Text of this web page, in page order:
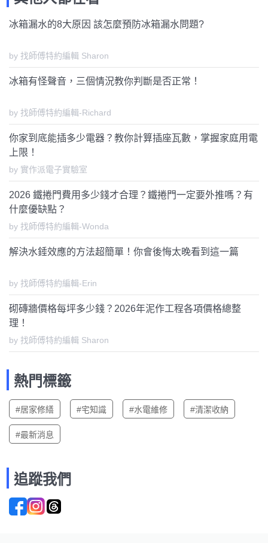
冰箱漏水的8大原因 該怎麼預防冰箱漏水問題?
by 找師傅特約編輯 Sharon
冰箱有怪聲音，三個情況教你判斷是否正常！
by 找師傅特約編輯-Richard
你家到底能插多少電器？教你計算插座瓦數，掌握家庭用電
上限！
by 實作派電子實驗室
2026 鐵捲門費用多少錢才合理？鐵捲門一定要外推嗎？有
什麼優缺點？
by 找師傅特約編輯-Wonda
解決水錘效應的方法超簡單！你會後悔太晚看到這一篇
by 找師傅特約編輯-Erin
砌磚牆價格每坪多少錢？2026年泥作工程各項價格總整
理！
by 找師傅特約編輯 Sharon
熱門標籤
#居家修繕 #宅知識 #水電維修 #清潔收納
#最新消息
追蹤我們